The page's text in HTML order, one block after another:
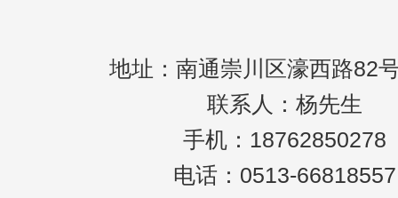
地址：南通崇川区濠西路82
联系人：杨先生
手机：18762850278
电话：0513-66818557